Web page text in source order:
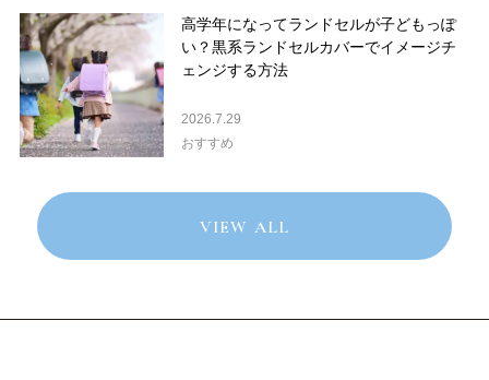
高学年になってランドセルが子どもっぽ
い？黒系ランドセルカバーでイメージチ
ェンジする方法
2026.7.29
おすすめ
VIEW ALL